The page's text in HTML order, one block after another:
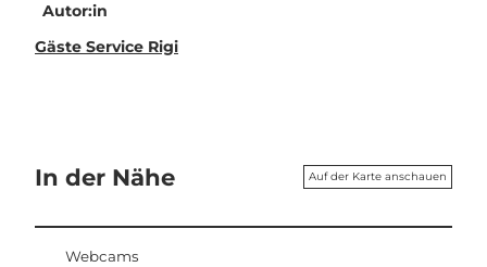
Autor:in
Gäste Service Rigi
In der Nähe Auf der Karte anschauen
Webcams